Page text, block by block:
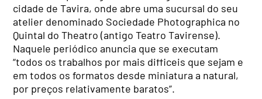
cidade de Tavira, onde abre uma sucursal do seu
atelier denominado Sociedade Photographica no
Quintal do Theatro (antigo Teatro Tavirense).
Naquele periódico anuncia que se executam
“todos os trabalhos por mais difficeis que sejam e
em todos os formatos desde miniatura a natural,
por preços relativamente baratos”.